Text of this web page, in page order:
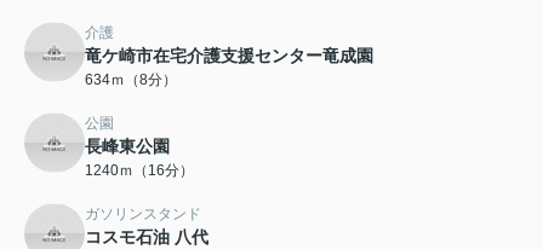
介護
竜ケ崎市在宅介護支援センター竜成園
634ｍ（8分）
公園
長峰東公園
1240ｍ（16分）
ガソリンスタンド
コスモ石油 八代